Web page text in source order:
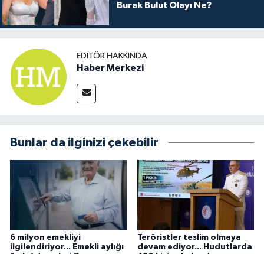
Burak Bulut Olayı Ne?
EDITÖR HAKKINDA
Haber Merkezi
Bunlar da ilginizi çekebilir
6 milyon emekliyi
ilgilendiriyor... Emekli aylığı
Teröristler teslim olmaya
devam ediyor... Hudutlarda